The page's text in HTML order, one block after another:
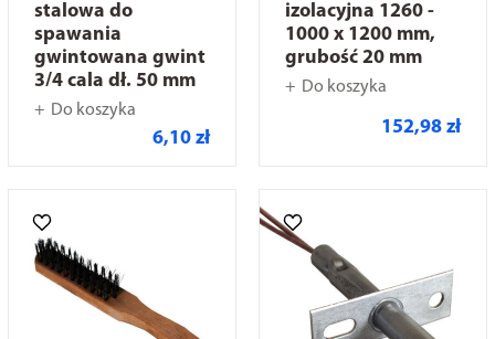
stalowa do
spawania
gwintowana gwint
3/4 cala dł. 50 mm
Do koszyka
6,10 zł
izolacyjna 1260 -
1000 x 1200 mm,
grubość 20 mm
Do koszyka
152,98 zł